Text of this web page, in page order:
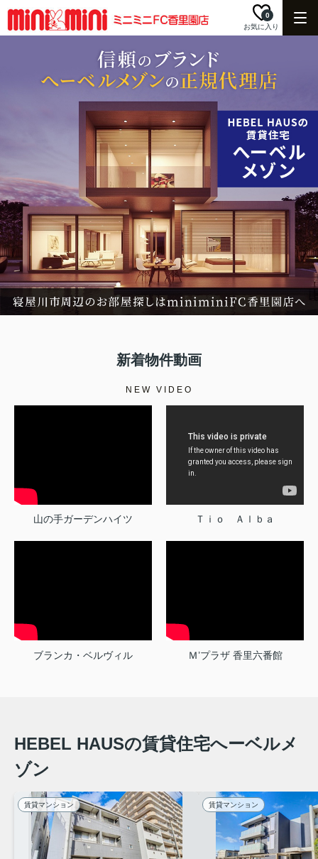
お気に入り
0
新着物件動画
NEW VIDEO
山の手ガーデンハイツ Ｔｉｏ Ａｌｂａ
ブランカ・ベルヴィル Ｍ’プラザ 香里六番館
HEBEL HAUSの賃貸住宅へーベルメ
ゾン
賃貸マンション 賃貸マンション